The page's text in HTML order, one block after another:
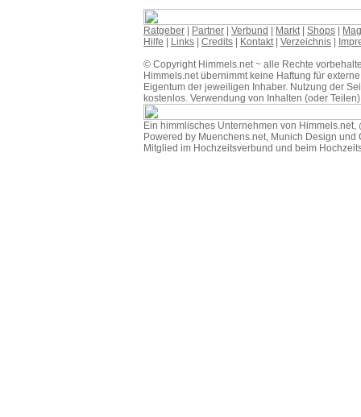
Ratgeber Partner Verbund Markt| Shops
Hilfe
Links Credits Kontakt| Verzeichnis
© Copyright Himmels.net ~ alle Rechte
Himmels.net übernimmt keine Haftung für
Eigentum der jeweiligen Inhaber. Nutzung der
kostenlos. Verwendung von Inhalten (oder
Ein himmlisches Unternehmen von Himmels.net,
Powered by Muenchens.net, Munich Design und
Mitglied im Hochzeitsverbund und beim